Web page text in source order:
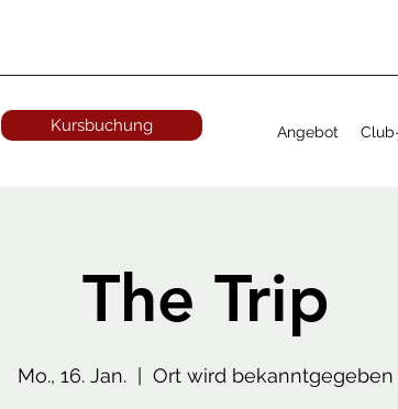
Kursbuchung Angebot
The Trip
Mo., 16. Jan. Ort wird bekanntgegeben